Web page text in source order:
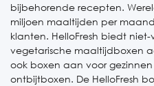
bijbehorende recepten.
miljoen maaltijden per
klanten. HelloFresh biedt
vegetarische maaltijdboxen
ook boxen aan voor
ontbijtboxen. De HelloFresh